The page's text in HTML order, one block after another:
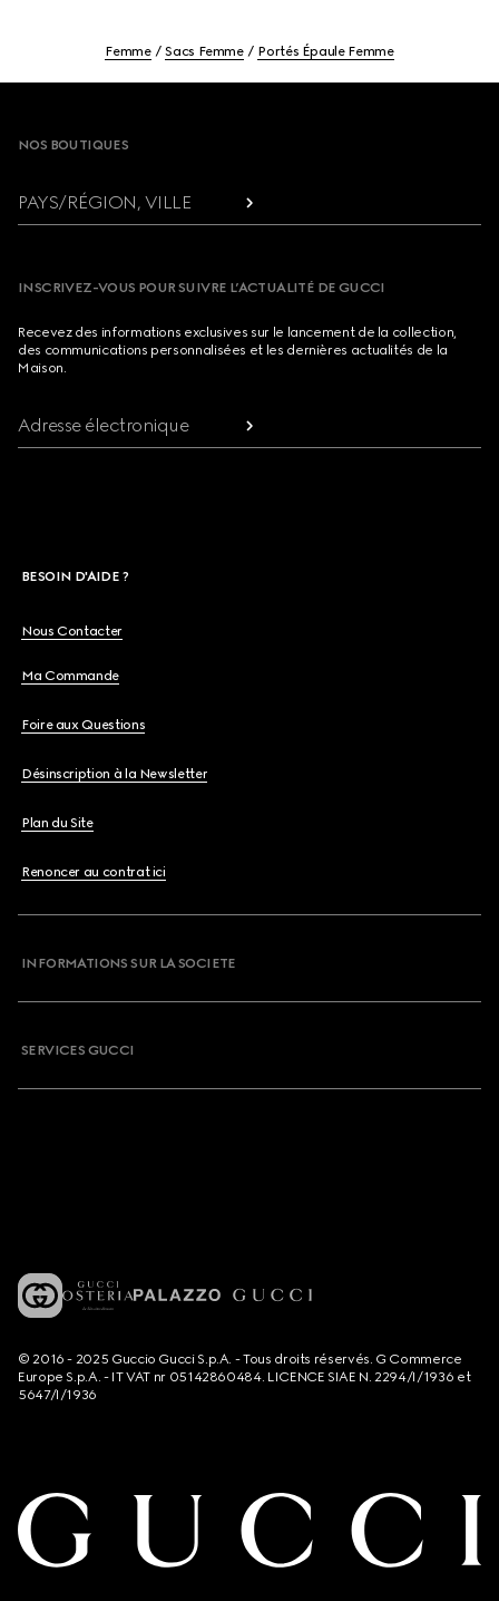
Femme Sacs Femme Portés Épaule Femme
NOS BOUTIQUES
PAYS/RÉGION, VILLE
INSCRIVEZ-VOUS POUR SUIVRE L’ACTUALITÉ DE GUCCI
Recevez des informations exclusives sur le lancement de la collection,
des communications personnalisées et les dernières actualités de la
Maison.
Adresse électronique
BESOIN D'AIDE ?
Nous Contacter
Ma Commande
Foire aux Questions
Désinscription à la Newsletter
Plan du Site
Renoncer au contrat ici
INFORMATIONS SUR LA SOCIETE
SERVICES GUCCI
© 2016 - 2025 Guccio Gucci S.p.A. - Tous droits réservés. G Commerce
Europe S.p.A. - IT VAT nr 05142860484. LICENCE SIAE N. 2294/I/1936 et
5647/I/1936